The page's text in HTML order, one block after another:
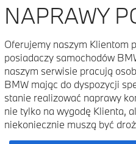
NAPRAWY
Oferujemy naszym Klientom
posiadaczy samochodów
naszym serwisie pracują
BMW mając do dyspozycji
stanie realizować naprawy
nie tylko na wygodę Klienta,
niekoniecznie muszą być